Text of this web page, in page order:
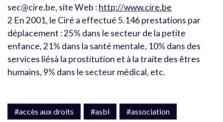
sec@cire.be, site Web :http://www.cire.be
2 En 2001, le Ciré a effectué 5.146 prestations par
déplacement : 25% dans le secteur de la petite
enfance, 21% dans la santé mentale, 10% dans des
services liésà la prostitution et à la traite des êtres
humains, 9% dans le secteur médical, etc.
#accès aux droits #asbl #association